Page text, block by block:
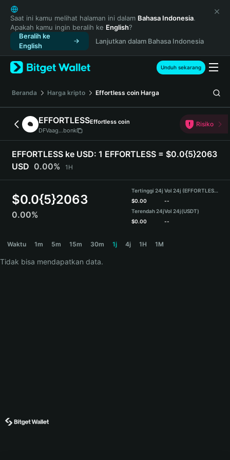
English
日本語
Tiếng Việt
Русский
Español (Latinoamérica)
Türkçe
Français
Deutsch
简体中文
繁體中文
Português (Portugal)
Bahasa Indonesia
ภาษาไทย
हिन्दी
Español
Português (Brasil)
Saat ini kamu melihat halaman ini dalam Bahasa Indonesia.
Apakah kamu ingin beralih ke English?
Beralih ke
English
Lanjutkan dalam Bahasa Indonesia
Unduh sekarang
Beranda Harga kripto Effortless coin Harga
EFFORTLESSEffortless coin
DFVaag...bonk
Risiko
EFFORTLESS ke USD: 1 EFFORTLESS = $0.0{5}2063
USD 0.00% 1H
$0.0{5}2063
0.00%
Tertinggi 24j
$0.00
Terendah 24j
$0.00
Vol 24j (EFFORTLESS)
--
Vol 24j(USDT)
--
Waktu 1m 5m 15m 30m 1j 4j 1H 1M
Tidak bisa mendapatkan data.